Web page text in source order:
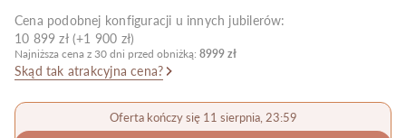
Pielęgnacja biżuterii
Cena podobnej konfiguracji u innych jubilerów:
10 899 zł (+1 900 zł)
Najniższa cena z 30 dni przed obniżką: 8999 zł
Skąd tak atrakcyjna cena?
Oferta kończy się 11 sierpnia, 23:59